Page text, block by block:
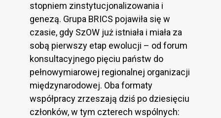
stopniem zinstytucjonalizowania i
genezą. Grupa BRICS pojawiła się w
czasie, gdy SzOW już istniała i miała za
sobą pierwszy etap ewolucji – od forum
konsultacyjnego pięciu państw do
pełnowymiarowej regionalnej organizacji
międzynarodowej. Oba formaty
współpracy zrzeszają dziś po dziesięciu
członków, w tym czterech wspólnych: